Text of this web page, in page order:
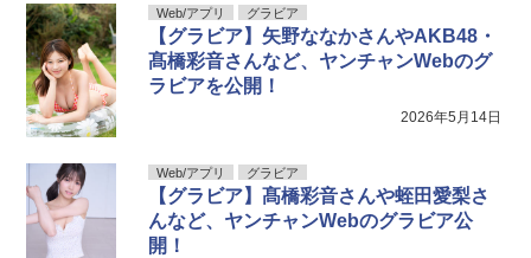
Web/アプリ グラビア
【グラビア】矢野ななかさんやAKB48・
髙橋彩音さんなど、ヤンチャンWebのグ
ラビアを公開！
2026年5月14日
Web/アプリ グラビア
【グラビア】髙橋彩音さんや蛭田愛梨さ
んなど、ヤンチャンWebのグラビア公
開！